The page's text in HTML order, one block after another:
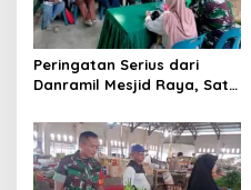
Peringatan Serius dari
Danramil Mesjid Raya, Satu
Diri, Keluarga, hingga
Satuan